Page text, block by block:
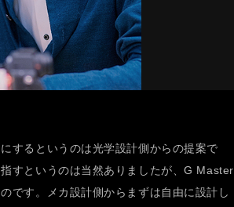
するというのは光学設計側からの提案で
すというのは当然ありましたが、G Master
です。メカ設計側からまずは自由に設計し